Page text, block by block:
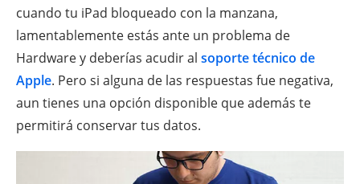
cuando tu iPad bloqueado con la manzana,
lamentablemente estás ante un problema de
Hardware y deberías acudir al soporte técnico de
Apple. Pero si alguna de las respuestas fue negativa,
aun tienes una opción disponible que además te
permitirá conservar tus datos.